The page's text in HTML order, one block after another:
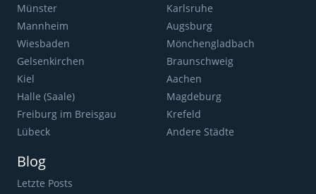
Münster
Karlsruhe
Mannheim
Augsburg
Wiesbaden
Mönchengladbach
Gelsenkirchen
Braunschweig
Kiel
Aachen
Halle (Saale)
Magdeburg
Freiburg im Breisgau
Krefeld
Lübeck
Andere Städte
Blog
Letzte Posts